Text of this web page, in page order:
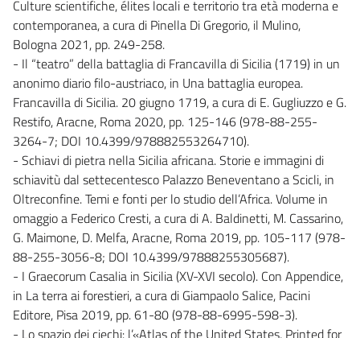
Culture scientifiche, élites locali e territorio tra età moderna e
contemporanea, a cura di Pinella Di Gregorio, il Mulino,
Bologna 2021, pp. 249-258.
- Il “teatro” della battaglia di Francavilla di Sicilia (1719) in un
anonimo diario filo-austriaco, in Una battaglia europea.
Francavilla di Sicilia. 20 giugno 1719, a cura di E. Gugliuzzo e G.
Restifo, Aracne, Roma 2020, pp. 125-146 (978-88-255-
3264-7; DOI 10.4399/978882553264710).
- Schiavi di pietra nella Sicilia africana. Storie e immagini di
schiavitù dal settecentesco Palazzo Beneventano a Scicli, in
Oltreconfine. Temi e fonti per lo studio dell’Africa. Volume in
omaggio a Federico Cresti, a cura di A. Baldinetti, M. Cassarino,
G. Maimone, D. Melfa, Aracne, Roma 2019, pp. 105-117 (978-
88-255-3056-8; DOI 10.4399/97888255305687).
- I Graecorum Casalia in Sicilia (XV-XVI secolo). Con Appendice,
in La terra ai forestieri, a cura di Giampaolo Salice, Pacini
Editore, Pisa 2019, pp. 61-80 (978-88-6995-598-3).
- Lo spazio dei ciechi: l’«Atlas of the United States, Printed for